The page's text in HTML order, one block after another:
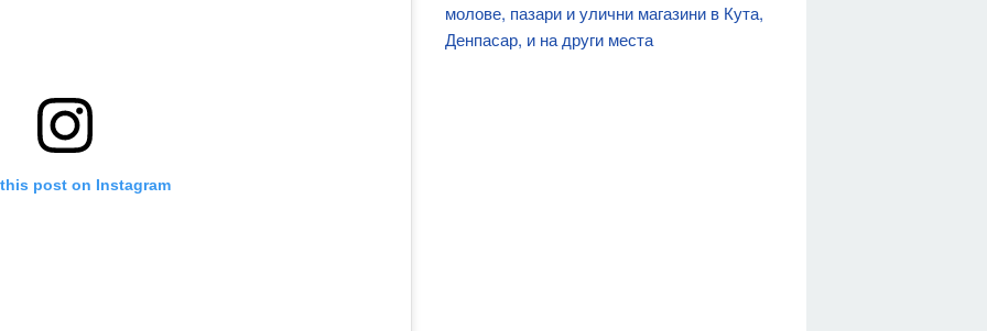
post on Instagram
молове, пазари и улични магазини в Кута,
Денпасар, и на други места